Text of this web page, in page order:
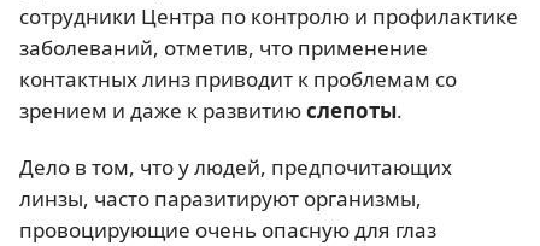
сотрудники Центра по контролю и профилактике
заболеваний, отметив, что применение
контактных линз приводит к проблемам со
зрением и даже к развитиюслепоты.
Дело в том, что у людей, предпочитающих
линзы, часто паразитируют организмы,
провоцирующие очень опасную для глаз